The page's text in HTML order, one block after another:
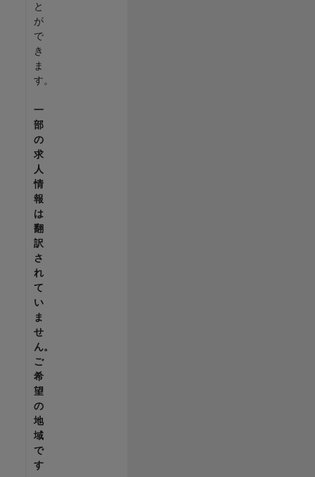
と
が
で
き
ま
す。
一
部
の
求
人
情
報
は
翻
訳
さ
れ
て
い
ま
せ
ん。
ご
希
望
の
地
域
で
す